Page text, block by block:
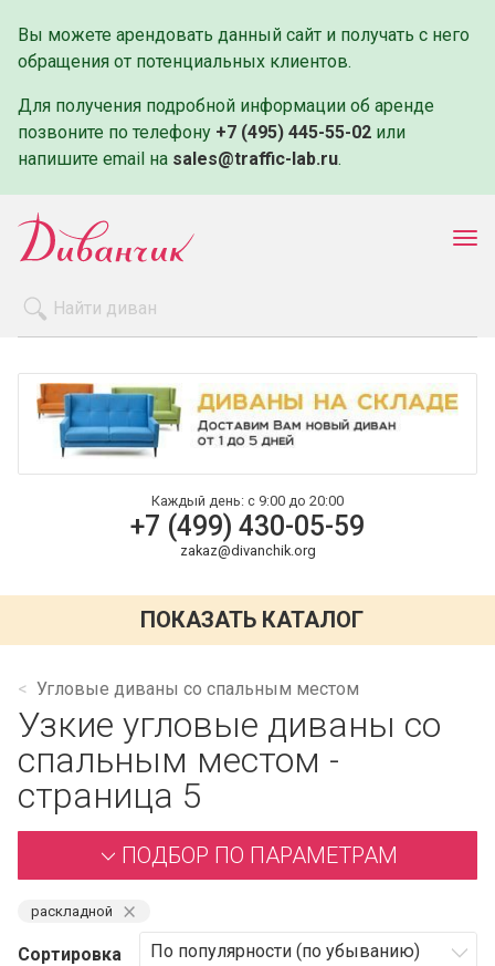
Вы можете арендовать данный сайт и получать с него
обращения от потенциальных клиентов.
Для получения подробной информации об аренде
позвоните по телефону +7 (495) 445-55-02 или
напишите email на sales@traffic-lab.ru.
Оплата и доставка
Контакты
Каждый день: с 9:00 до 20:00
+7 (499) 430-05-59
zakaz@divanchik.org
ПОКАЗАТЬ КАТАЛОГ
Угловые диваны со спальным местом
Узкие угловые диваны со
спальным местом -
страница 5
ПОДБОР ПО ПАРАМЕТРАМ
раскладной ⨯
Сортировка